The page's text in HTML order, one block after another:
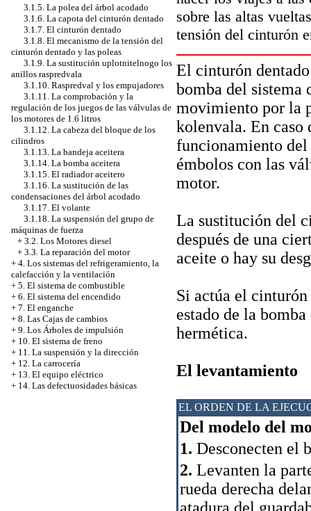
3.1.5. La polea del árbol acodado
3.1.6. La capota del cinturón dentado
3.1.7. El cinturón dentado
3.1.8. El mecanismo de la tensión del
cinturón dentado y las poleas
3.1.9. La sustitución uplotnitelnogo los
anillos raspredvala
3.1.10. Raspredval y los empujadores
3.1.11. La comprobación y la
regulación de los juegos de las válvulas de
los motores de 1.6 litros
3.1.12. La cabeza del bloque de los
cilindros
3.1.13. La bandeja aceitera
3.1.14. La bomba aceitera
3.1.15. El radiador aceitero
3.1.16. La sustitución de las
condensaciones del árbol acodado
3.1.17. El volante
3.1.18. La suspensión del grupo de
máquinas de fuerza
+ 3.2. Los Motores diesel
+ 3.3. La reparación del motor
+ 4. Los sistemas del refrigeramiento, la
calefacción y la ventilación
+ 5. El sistema de combustible
+ 6. El sistema del encendido
+ 7. El enganche
+ 8. Las Cajas de cambios
+ 9. Los Árboles de impulsión
+ 10. El sistema de freno
+ 11. La suspensión y la dirección
+ 12. La carrocería
+ 13. El equipo eléctrico
+ 14. Las defectuosidades básicas
sobre las altas
tensión del cinturón
El cinturón
bomba del sistema
movimiento por la
kolenvala. En
funcionamiento del
émbolos con las
motor.
La sustitución del
después de una
aceite o hay su
Si actúa el
estado de la
hermética.
El levantamiento
EL ORDEN DE LA
Del modelo del
1. Desconecten el
2. Levanten la
rueda derecha
atadura del